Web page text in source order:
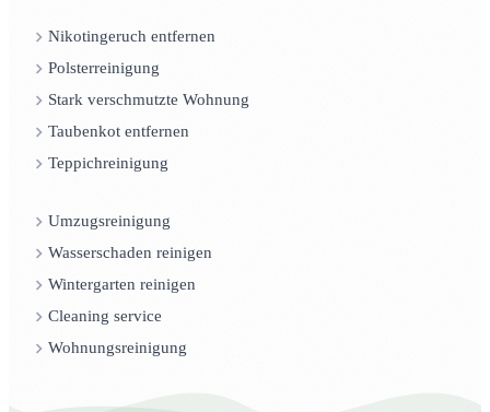
Nikotingeruch entfernen
Polsterreinigung
Stark verschmutzte Wohnung
Taubenkot entfernen
Teppichreinigung
Umzugsreinigung
Wasserschaden reinigen
Wintergarten reinigen
Cleaning service
Wohnungsreinigung